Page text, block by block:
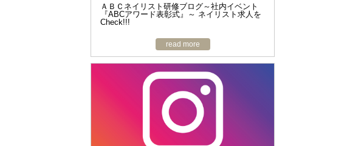
ＡＢＣネイリスト研修ブログ～社内イベント
『ABCアワード表彰式』～ ネイリスト求人を
Check!!!
read more